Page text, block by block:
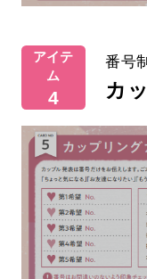
アイテ
ム
4
番号
カ